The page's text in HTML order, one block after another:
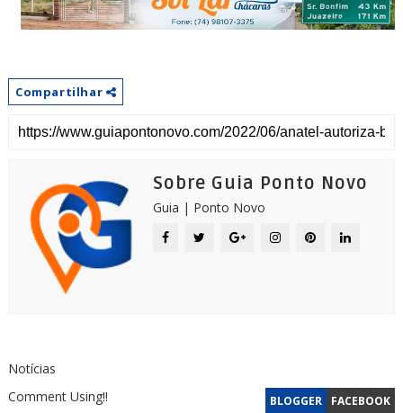
Compartilhar
Sobre Guia Ponto Novo
Guia | Ponto Novo
Notícias
BLOGGER FACEBOOK
Comment Using!!